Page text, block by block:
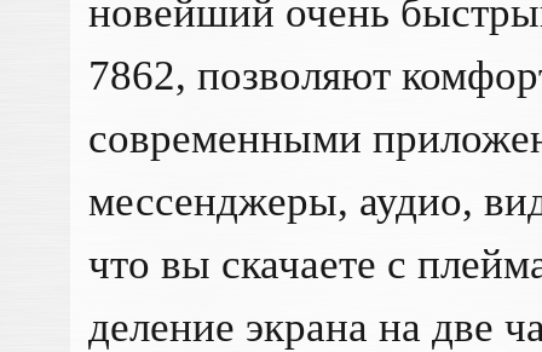
новейший очень
7862, позволяют
современными
мессенджеры, аудио,
что вы скачаете с
деление экрана на две